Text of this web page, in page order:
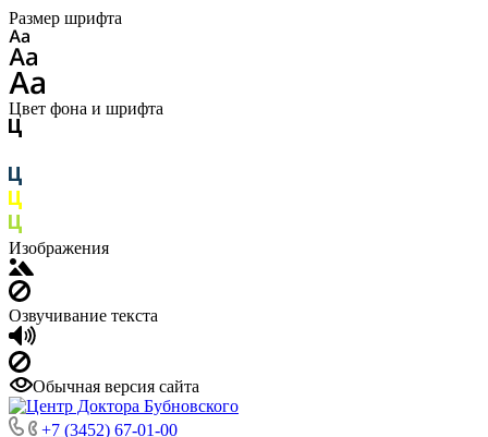
Размер шрифта
Цвет фона и шрифта
Изображения
Озвучивание текста
Обычная версия сайта
+7 (3452) 67-01-00